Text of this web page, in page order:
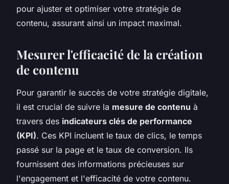
pour ajuster et optimiser votre stratégie de
contenu, assurant ainsi un impact maximal.
Mesurer l'efficacité de la création
de contenu
Pour garantir le succès de votre stratégie digitale,
il est crucial de suivre la mesure de contenu à
travers des indicateurs clés de performance
(KPI). Ces KPI incluent le taux de clics, le temps
passé sur la page et le taux de conversion. Ils
fournissent des informations précieuses sur
l'engagement et l'efficacité de votre contenu.